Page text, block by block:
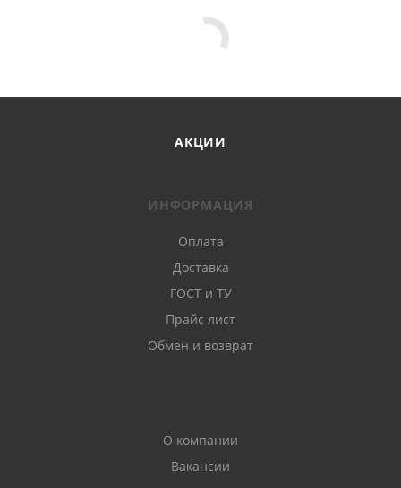
АКЦИИ
ИНФОРМАЦИЯ
Оплата
Доставка
ГОСТ и ТУ
Прайс лист
Обмен и возврат
О компании
Вакансии